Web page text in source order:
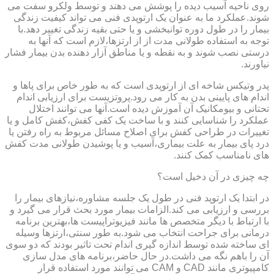
روی ناحیه آسیب دیده را پوشش می دهند و توسط ولکرو سفت می
شوند.عملکرد ما به عنوان یک ارتوپدی فنی می تواند کیفیت زندگی
بیمار را در طول دوره توانبخشی و یا حتی بقیه زندگی تغییر دهد.با
توجه به استفاده طولانی مدت از از ارتزها،لازم است که آنها به
درستی نصب شوند و به نقطه و یا مناطق آزار دهنده بدن بیمار فشار
نیاورند.
پدر وتیکس شاخه ای از ارتوپدی است که به طور خاص برای پاها و
اندام های پایینی بدن به کار می رود.پروتزیست برای ارزیابی اندام
تحتانی و بیومکانیک آن آموزش دیده است.آنها می توانند اختلال
عملکرد را شناسایی کنند و با ساخت یک کفی کفش،کفش کامل و یا
تغییرات در طراحی کفش برای اصلاح مسائل مربوط به راه رفتن یا
درد پای بیمار به علت بیماری،آسیب و یا پوشیدن طولانی مدت کفش
های نامناسب کمک کنند.
چه چیزی در آن دخیل است؟
در ابتدا یک ارتوپد فنی در طول یک جلسه مشاوره،نیازهای بیمار را
بررسی و ارزیابی می کند.الزامات بیمار مورد بحث قرار می گیرد و
با ارتباط با دیگر متخصص ها مانند فیزیوتراپیست ها،بهترین برنامه
درمانی برای جراحت انتخاب می شود.به طور سنتی،ارتزها وسیله
ای ساخته شده توسط اندازه گیری اندام تحت تاثیر بودند که دو سوی
آن را باهم نگه می داشت.در حال حاضر،برنامه های مدل سازی
کامپیوتری مانند CAD و CAM می توانند مورد استفاده قرار